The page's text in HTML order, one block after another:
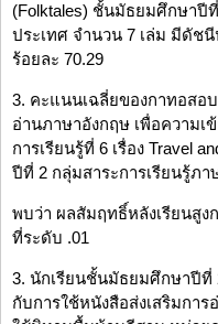
(Folktales) ชั้นมัธยมศึกษาปี
ประเทศ จำนวน 7 เล่ม มีดัช
ร้อยละ 70.29
3. คะแนนเฉลี่ยของกาทอสอ
อ่านภาษาอังกฤษ เพื่อความ
การเรียนรู้ที่ 6 เรื่อง Travel
ปีที่ 2 กลุ่มสาระการเรียนรู้ภา
พบว่า ผลสัมฤทธิ์หลังเรียนสู
ที่ระดับ .01
3. นักเรียนชั้นมัธยมศึกษาปีที่
กับการใช้หนังสือส่งเสริมกา